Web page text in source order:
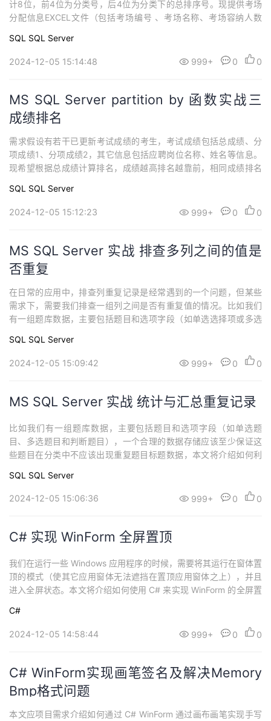
计8位，前4位为分类号，后4位为分类下的总排序号。现提供考场
分配信息EXCEL文件（包括考场编号 、考场名称、考场容纳人数
成对应的座位号（也即每一个考场的排序号），即分配原则为准考
证号越小，考场号和座位号越靠前。本文将介绍利用partition by 、
SQL SQL Server
2024-12-05 15:14:48 999+ 0 0
MS SQL Server partition by 函数实战三
成绩排名
​需求假设有若干已更新考试成绩的考生，考试成绩包括总成绩、分
项成绩1、分项成绩2，其它信息包括应聘岗位名称、姓名等信息。
现希望根据总成绩计算排名，成绩越高排名越靠前，相同成绩排名
介绍利用 partition by 来实现这一需求，主要实现如下功能：（1）
编写视图获取基础数据，包括人员基本信息和考试成绩数据等（2）
SQL SQL Server
2024-12-05 15:12:23 999+ 0 0
MS SQL Server 实战 排查多列之间的值是
否重复
在日常的应用中，排查列重复记录是经常遇到的一个问题，但某些
需求下，需要我们排查一组列之间是否有重复值的情况。比如我们
有一组题库数据，主要包括题目和选项字段（如单选选择项或多选
现重复项目数据，比如选项A不应该和选项B的值重复，选项B不应
该和选项C的值重复，以此穷举类推，以保证这些选项之间不会出现
SQL SQL Server
2024-12-05 15:09:42 999+ 0 0
MS SQL Server 实战 统计与汇总重复记录
比如我们有一组题库数据，主要包括题目和选项字段（如单选题
目、多选题目和判断题目），一个合理的数据存储应该至少保证这
些题目在分类中不应该出现重复题目标题数据，本文将介绍如何利
SQL SQL Server
2024-12-05 15:06:36 999+ 0 0
C# 实现 WinForm 全屏置顶
我们在运行一些 Windows 应用程序的时候，需要将其运行在窗体置
顶的模式（使其它应用窗体无法遮挡在置顶应用窗体之上），并且
进入全屏状态。本文将介绍如何使用 C# 来实现 WinForm 的全屏置
C#
2024-12-05 14:58:44 999+ 0 0
C# WinForm实现画笔签名及解决Memory
Bmp格式问题
​本文应项目需求介绍如何通过 C# WinForm 通过画布画笔实现手写